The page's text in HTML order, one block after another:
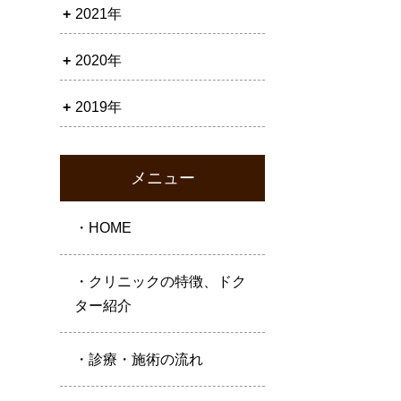
2021年
2020年
2019年
メニュー
・HOME
・クリニックの特徴、ドク
ター紹介
・診療・施術の流れ